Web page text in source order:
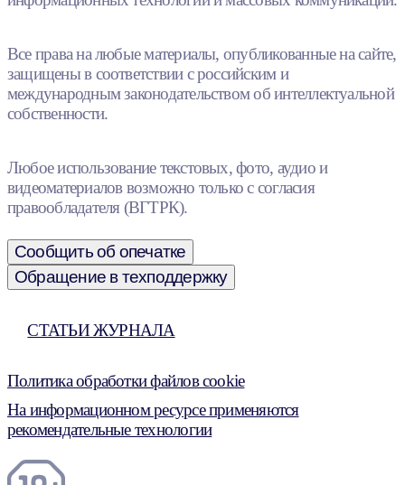
Все права на любые материалы, опубликованные на сайте,
защищены в соответствии с российским и
международным законодательством об интеллектуальной
собственности.
Любое использование текстовых, фото, аудио и
видеоматериалов возможно только с согласия
правообладателя (ВГТРК).
Сообщить об опечатке
Обращение в техподдержку
СТАТЬИ ЖУРНАЛА
Политика обработки файлов cookie
На информационном ресурсе применяются
рекомендательные технологии